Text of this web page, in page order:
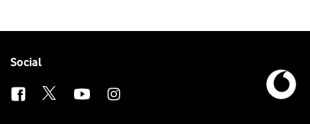
Follow
Social